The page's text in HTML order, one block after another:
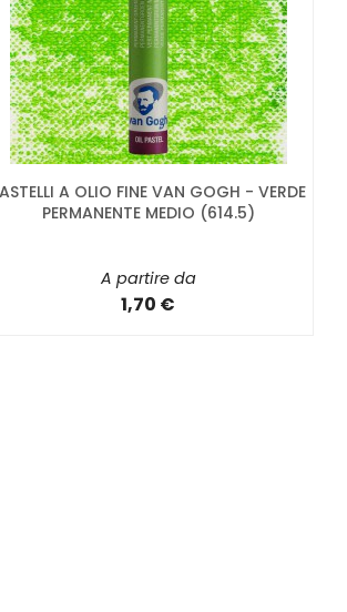
A OLIO FINE VAN GOGH - VERDE
PERMANENTE MEDIO (614.5)
A partire da
1,70 €